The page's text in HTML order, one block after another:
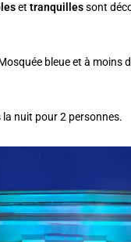
ettranquillessont
bleue et à moins
nuit pour 2 personnes.